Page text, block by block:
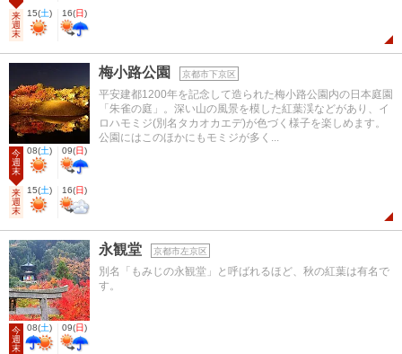
来
週
末
15(土) 16(日)
今
週
末
08(土) 09(日)
来
週
末
15(土) 16(日)
梅小路公園 京都市下京区
平安建都1200年を記念して造られた梅小路公園内の日本庭園
「朱雀の庭」。深い山の風景を模した紅葉渓などがあり、イ
ロハモミジ(別名タカオカエデ)が色づく様子を楽しめます。
公園にはこのほかにもモミジが多く...
今
週
末
08(土) 09(日)
永観堂 京都市左京区
別名「もみじの永観堂」と呼ばれるほど、秋の紅葉は有名で
す。